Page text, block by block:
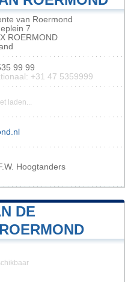
van Roermond
7
ROERMOND
99 99
+31 47 5359999
laden...
Hoogtanders
DE